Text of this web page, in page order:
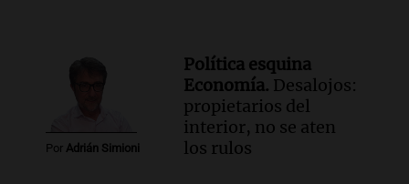
Por Adrián Simioni
Política esquina
Economía. Desalojos:
propietarios del
interior, no se aten
los rulos